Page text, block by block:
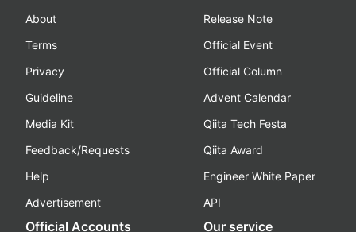
About
Terms
Privacy
Guideline
Media Kit
Feedback/Requests
Help
Advertisement
Release Note
Official Event
Official Column
Advent Calendar
Qiita Tech Festa
Qiita Award
Engineer White Paper
API
Official Accounts Our service